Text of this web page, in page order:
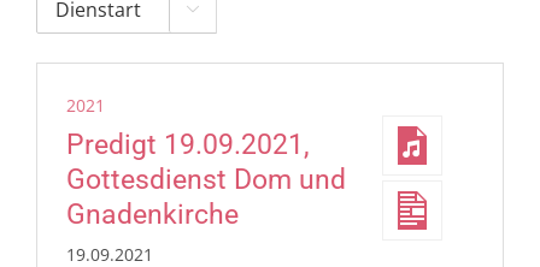

2021
Predigt 19.09.2021,
Gottesdienst Dom und
Gnadenkirche
19.09.2021